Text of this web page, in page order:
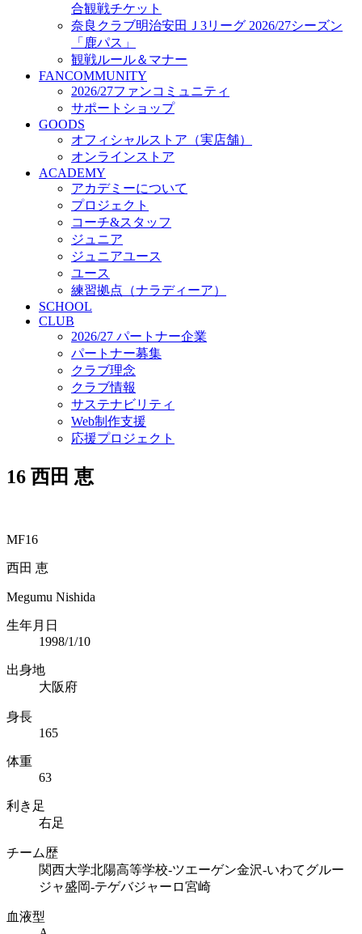
練習拠点（ナラディーア）
SCHOOL
2026/27 パートナー企業
パートナー募集
クラブ理念
クラブ情報
サステナビリティ
Web制作支援
応援プロジェクト
合観戦チケット
奈良クラブ明治安田Ｊ3リーグ 2026/27シーズン
「鹿パス」
観戦ルール＆マナー
FANCOMMUNITY
2026/27ファンコミュニティ
サポートショップ
GOODS
オフィシャルストア（実店舗）
オンラインストア
ACADEMY
アカデミーについて
プロジェクト
コーチ&スタッフ
ジュニア
ジュニアユース
ユース
練習拠点（ナラディーア）
SCHOOL
CLUB
2026/27 パートナー企業
パートナー募集
クラブ理念
クラブ情報
サステナビリティ
Web制作支援
応援プロジェクト
16 西田 恵
MF16
西田 恵
Megumu Nishida
生年月日
1998/1/10
出身地
大阪府
身長
165
体重
63
利き足
右足
チーム歴
関西大学北陽高等学校-ツエーゲン金沢-いわてグルー
ジャ盛岡-テゲバジャーロ宮崎
血液型